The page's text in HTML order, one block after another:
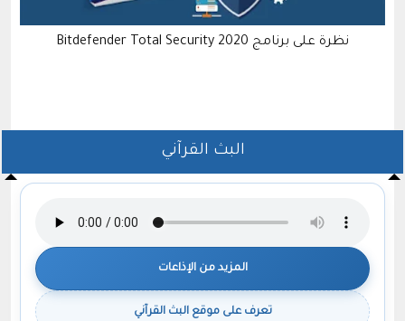
نظرة على برنامج Bitdefender Total Security 2020
البث القرآني
المزيد من الإذاعات
تعرف على موقع البث القرآني